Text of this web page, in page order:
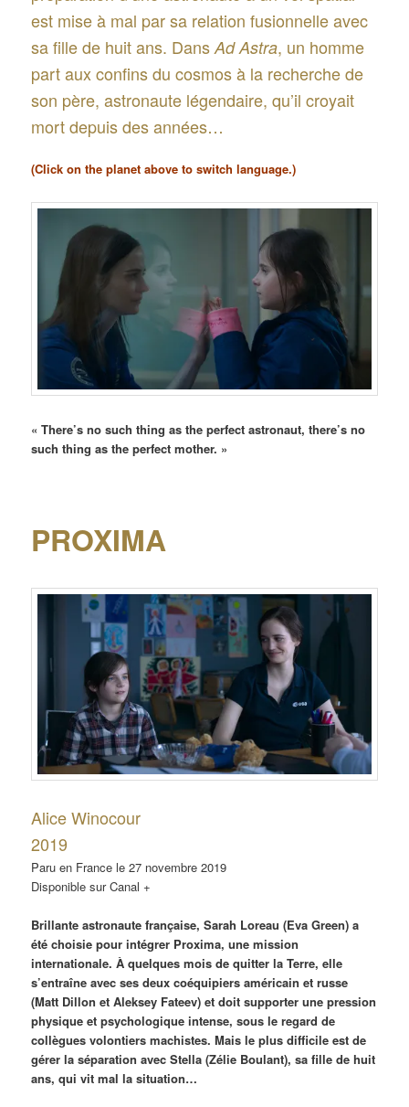
est mise à mal par sa relation fusionnelle avec
sa fille de huit ans. DansAd Astra, un homme
part aux confins du cosmos à la recherche de
son père, astronaute légendaire, qu’il croyait
mort depuis des années…
(Click on the planet above to switch language.)
« There’s no such thing as the perfect astronaut, there’s no
such thing as the perfect mother. »
PROXIMA
Alice Winocour
2019
Paru en France le 27 novembre 2019
Disponible sur Canal +
Brillante astronaute française, Sarah Loreau (Eva Green) a
été choisie pour intégrer Proxima, une mission
internationale. À quelques mois de quitter la Terre, elle
s’entraîne avec ses deux coéquipiers américain et russe
(Matt Dillon et Aleksey Fateev) et doit supporter une pression
physique et psychologique intense, sous le regard de
collègues volontiers machistes. Mais le plus difficile est de
gérer la séparation avec Stella (Zélie Boulant), sa fille de huit
ans, qui vit mal la situation…